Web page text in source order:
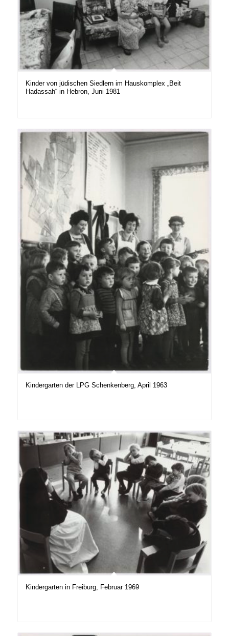
Kinder von jüdischen Siedlern im Hauskomplex „Beit
Hadassah“ in Hebron, Juni 1981
Kindergarten der LPG Schenkenberg, April 1963
Kindergarten in Freiburg, Februar 1969